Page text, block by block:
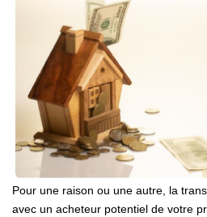
Pour une raison ou une autre, la
avec un acheteur potentiel de votre